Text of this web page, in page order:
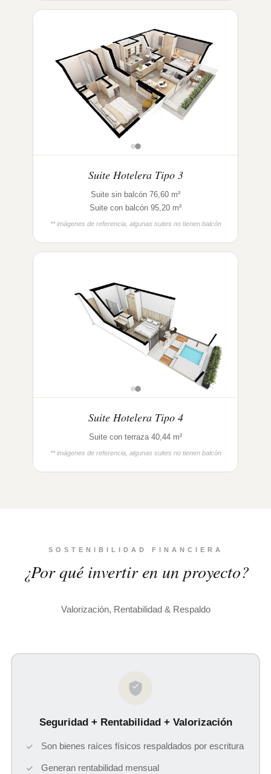
Suite Hotelera Tipo 3
Suite sin balcón 76,60 m²
Suite con balcón 95,20 m²
** imágenes de referencia, algunas suites no tienen balcón
Suite Hotelera Tipo 4
Suite con terraza 40,44 m²
** imágenes de referencia, algunas suites no tienen balcón
SOSTENIBILIDAD FINANCIERA
¿Por qué invertir en un proyecto?
Valorización, Rentabilidad & Respaldo
Seguridad + Rentabilidad + Valorización
Son bienes raíces físicos respaldados por escritura
Generan rentabilidad mensual